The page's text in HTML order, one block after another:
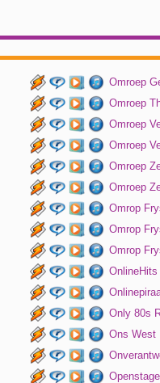
Omroep
Omroep
Omroep
Omroep
Omroep
Omroep
Omrop
Omrop
Omrop
OnlineHits
Only 80s
Ons West